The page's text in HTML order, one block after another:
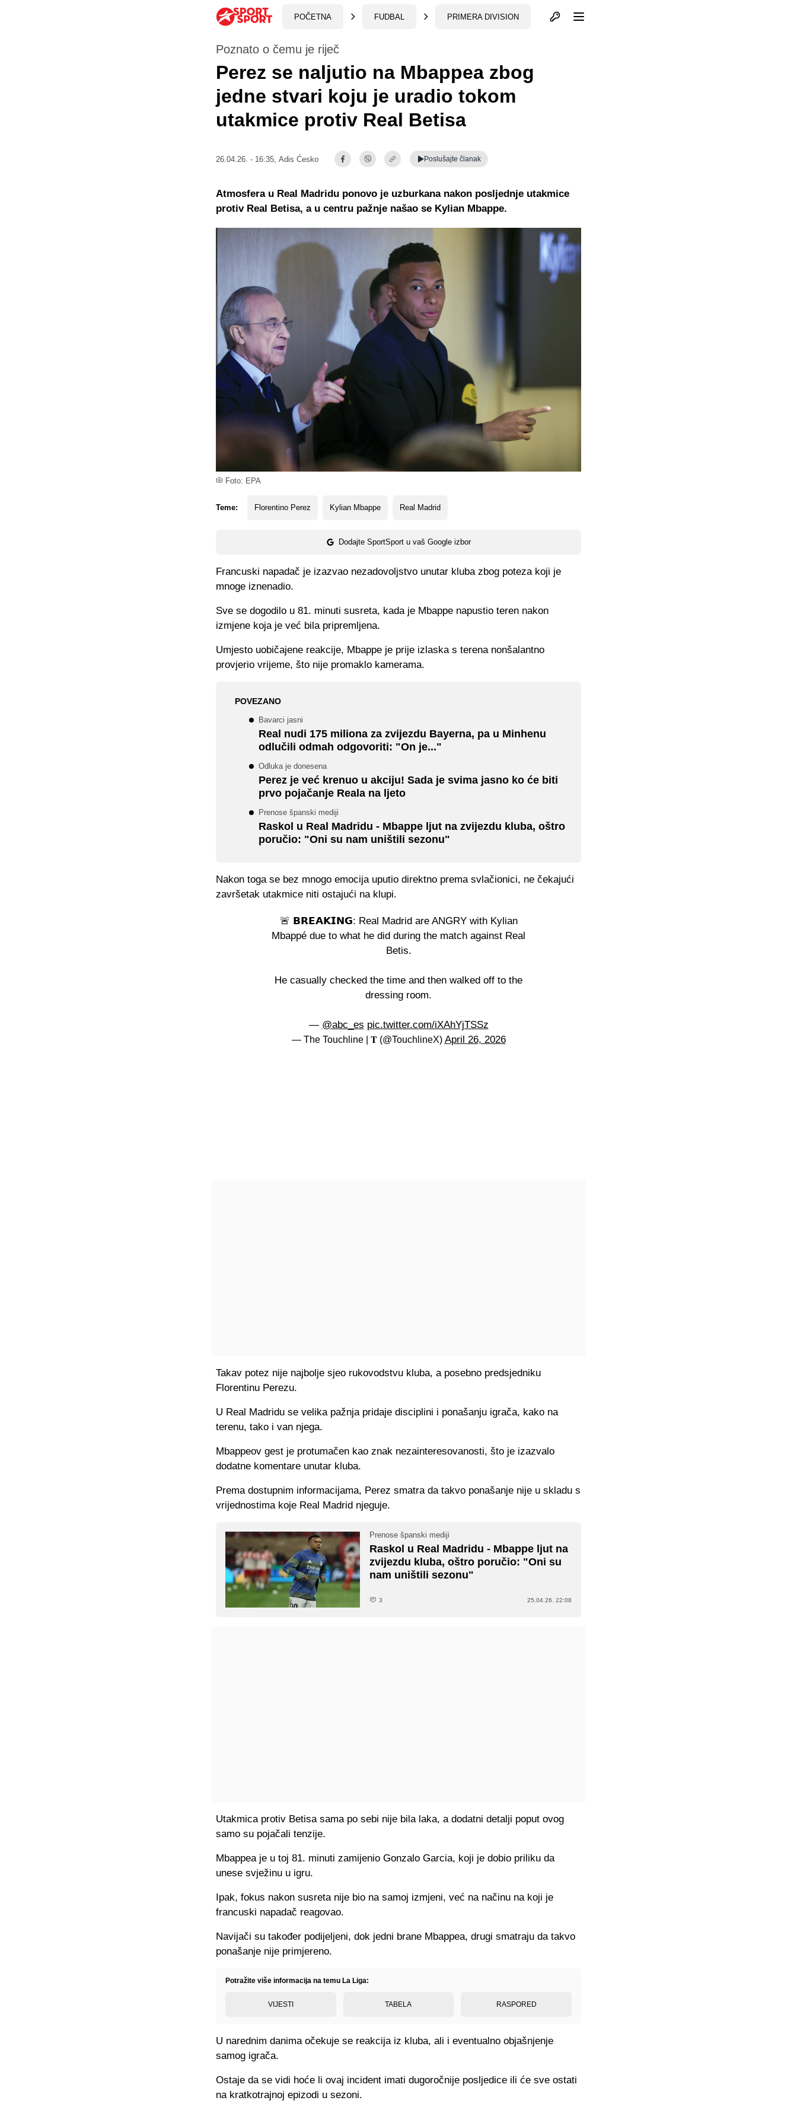
POČETNA FUDBAL PRIMERA DIVISION Otvori profil
Foto: EPA
Poznato o čemu je riječ
Perez se naljutio na Mbappea zbog
jedne stvari koju je uradio tokom
utakmice protiv Real Betisa
26.04.26. - 16:35, Adis Ćesko Poslušajte članak
Teme: Florentino Perez Kylian Mbappe Real Madrid
Dodajte SportSport u vaš Google izbor
Atmosfera u Real Madridu ponovo je uzburkana nakon posljednje utakmice
protiv Real Betisa, a u centru pažnje našao se Kylian Mbappe.
Francuski napadač je izazvao nezadovoljstvo unutar kluba zbog poteza koji je
mnoge iznenadio.
Sve se dogodilo u 81. minuti susreta, kada je Mbappe napustio teren nakon
izmjene koja je već bila pripremljena.
Umjesto uobičajene reakcije, Mbappe je prije izlaska s terena nonšalantno
provjerio vrijeme, što nije promaklo kamerama.
POVEZANO
Bavarci jasni
Real nudi 175 miliona za zvijezdu Bayerna, pa u Minhenu
odlučili odmah odgovoriti: "On je..."
Odluka je donesena
Perez je već krenuo u akciju! Sada je svima jasno ko će biti
prvo pojačanje Reala na ljeto
Prenose španski mediji
Raskol u Real Madridu - Mbappe ljut na zvijezdu kluba, oštro
poručio: "Oni su nam uništili sezonu"
Nakon toga se bez mnogo emocija uputio direktno prema svlačionici, ne čekajući
završetak utakmice niti ostajući na klupi.
🚨 𝗕𝗥𝗘𝗔𝗞𝗜𝗡𝗚: Real Madrid are ANGRY with Kylian
Mbappé due to what he did during the match against Real
Betis.
He casually checked the time and then walked off to the
dressing room.
— @abc_es pic.twitter.com/iXAhYjTSSz
— The Touchline | 𝐓 (@TouchlineX) April 26, 2026
Takav potez nije najbolje sjeo rukovodstvu kluba, a posebno predsjedniku
Florentinu Perezu.
U Real Madridu se velika pažnja pridaje disciplini i ponašanju igrača, kako na
terenu, tako i van njega.
Mbappeov gest je protumačen kao znak nezainteresovanosti, što je izazvalo
dodatne komentare unutar kluba.
Prema dostupnim informacijama, Perez smatra da takvo ponašanje nije u skladu s
vrijednostima koje Real Madrid njeguje.
Prenose španski mediji
Raskol u Real Madridu - Mbappe ljut na
zvijezdu kluba, oštro poručio: "Oni su
nam uništili sezonu"
3 25.04.26. 22:08
Utakmica protiv Betisa sama po sebi nije bila laka, a dodatni detalji poput ovog
samo su pojačali tenzije.
Mbappea je u toj 81. minuti zamijenio Gonzalo Garcia, koji je dobio priliku da
unese svježinu u igru.
Ipak, fokus nakon susreta nije bio na samoj izmjeni, već na načinu na koji je
francuski napadač reagovao.
Navijači su također podijeljeni, dok jedni brane Mbappea, drugi smatraju da takvo
ponašanje nije primjereno.
Potražite više informacija na temu La Liga:
VIJESTI TABELA RASPORED
U narednim danima očekuje se reakcija iz kluba, ali i eventualno objašnjenje
samog igrača.
Ostaje da se vidi hoće li ovaj incident imati dugoročnije posljedice ili će sve ostati
na kratkotrajnoj epizodi u sezoni.